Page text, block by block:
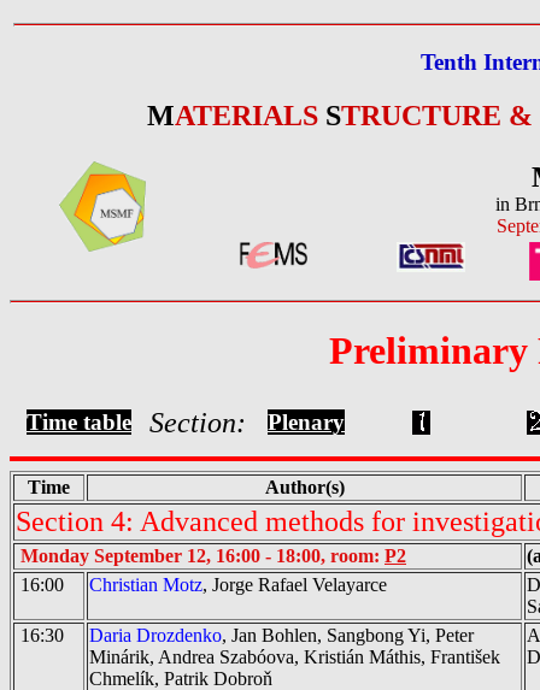
Tenth
MATERIALS STRUCTURE &
in
Preliminary
Time table Section: Plenary
Time Author(s)
Section 4: Advanced methods for
Monday September 12, 16:00 - 18:00, room: P2
16:00
Christian Motz, Jorge Rafael Velayarce
16:30
Daria Drozdenko, Jan Bohlen, Sangbong Yi, Peter
Minárik, Andrea Szabóova, Kristián Máthis, František
Chmelík, Patrik Dobroň